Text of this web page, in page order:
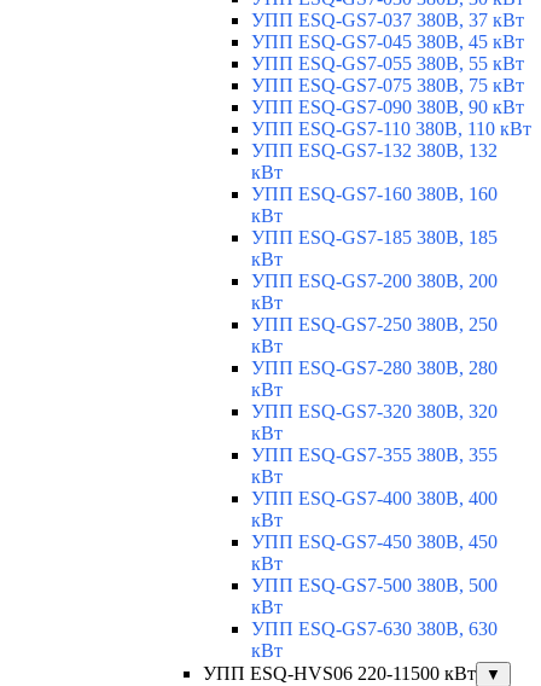
УПП ESQ-GS7-037 380В, 37 кВт
УПП ESQ-GS7-045 380В, 45 кВт
УПП ESQ-GS7-055 380В, 55 кВт
УПП ESQ-GS7-075 380В, 75 кВт
УПП ESQ-GS7-090 380В, 90 кВт
УПП ESQ-GS7-110 380В, 110 кВт
УПП ESQ-GS7-132 380В, 132
кВт
УПП ESQ-GS7-160 380В, 160
кВт
УПП ESQ-GS7-185 380В, 185
кВт
УПП ESQ-GS7-200 380В, 200
кВт
УПП ESQ-GS7-250 380В, 250
кВт
УПП ESQ-GS7-280 380В, 280
кВт
УПП ESQ-GS7-320 380В, 320
кВт
УПП ESQ-GS7-355 380В, 355
кВт
УПП ESQ-GS7-400 380В, 400
кВт
УПП ESQ-GS7-450 380В, 450
кВт
УПП ESQ-GS7-500 380В, 500
кВт
УПП ESQ-GS7-630 380В, 630
кВт
УПП ESQ-HVS06 220-11500 кВт
▼